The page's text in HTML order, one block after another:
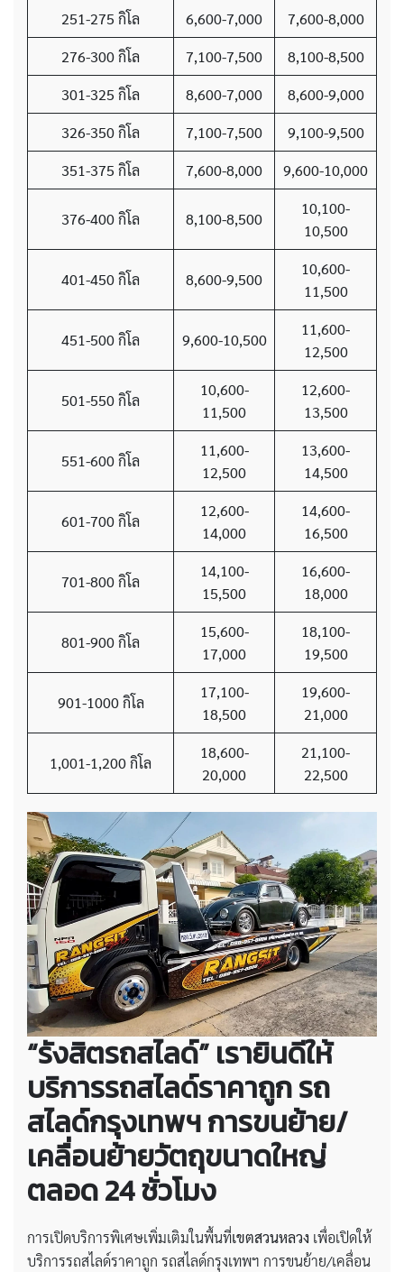
251-275 กิโล 6,600-7,000
7,600-8,000
276-300 กิโล
7,100-7,500
8,100-8,500
301-325 กิโล
8,600-7,000
8,600-9,000
326-350 กิโล
7,100-7,500
9,100-9,500
351-375 กิโล
7,600-8,000 9,600-10,000
376-400 กิโล 8,100-8,500
10,100-
10,500
401-450 กิโล 8,600-9,500
10,600-
11,500
451-500 กิโล 9,600-10,500
11,600-
12,500
501-550 กิโล
10,600-
11,500
12,600-
13,500
551-600 กิโล
11,600-
12,500
13,600-
14,500
601-700 กิโล
12,600-
14,000
14,600-
16,500
701-800 กิโล
14,100-
15,500
16,600-
18,000
801-900 กิโล
15,600-
17,000
18,100-
19,500
901-1000 กิโล
17,100-
18,500
19,600-
21,000
1,001-1,200 กิโล
18,600-
20,000
21,100-
22,500
“รังสิตรถสไลด์” เรายินดีให้
บริการรถสไลด์ราคาถูก รถ
สไลด์กรุงเทพฯ การขนย้าย/
เคลื่อนย้ายวัตถุขนาดใหญ่
ตลอด 24 ชั่วโมง
การเปิดบริการพิเศษเพิ่มเติมในพื้นที่เขตสวนหลวง เพื่อเปิดให้
บริการรถสไลด์ราคาถูก รถสไลด์กรุงเทพฯ การขนย้าย/เคลื่อน